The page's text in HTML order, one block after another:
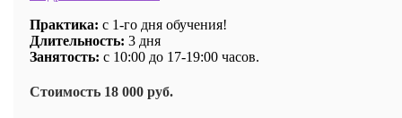
Практика: с 1-го дня обучения!
Длительность: 3 дня
Занятость: с 10:00 до 17-19:00 часов.
Стоимость 18 000 руб.